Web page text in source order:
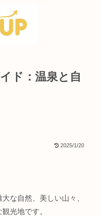
ド：温泉と自
2025/1/20
な自然、美しい山々、
光地です。